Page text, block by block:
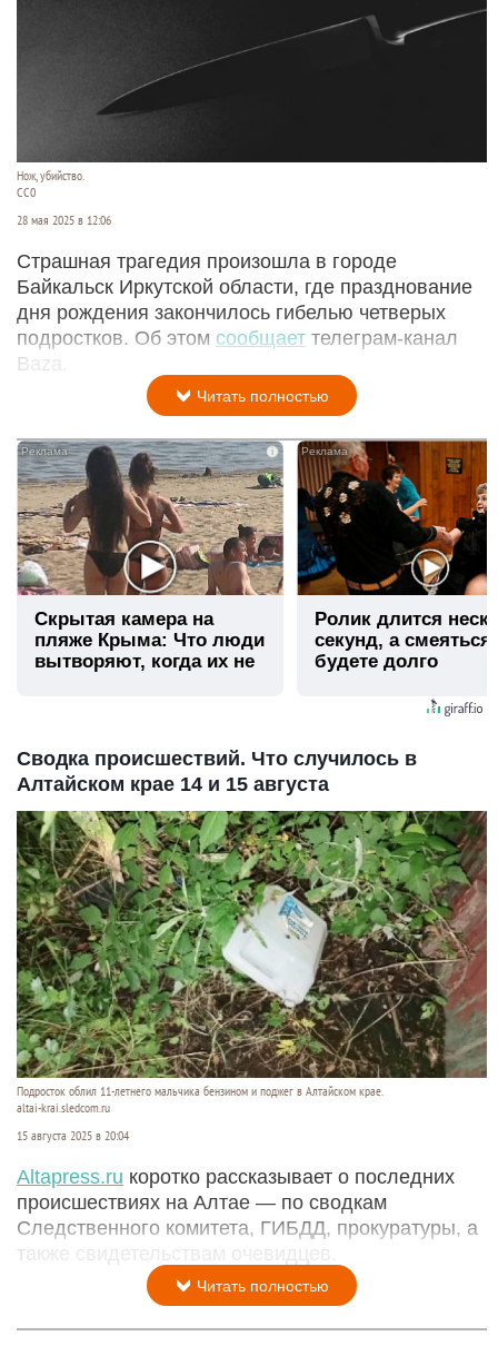
Нож, убийство.
CC0
28 мая 2025 в 12:06
Страшная трагедия произошла в городе
Байкальск Иркутской области, где празднование
дня рождения закончилось гибелью четверых
подростков. Об этом сообщает телеграм-канал
Baza.
Читать полностью
i
Скрытая камера на
пляже Крыма: Что люди
вытворяют, когда их не
Ролик длится
секунд, а
будете долго
Сводка происшествий. Что случилось в
Алтайском крае 14 и 15 августа
Подросток облил 11-летнего мальчика бензином и поджег в Алтайском крае.
altai-krai.sledcom.ru
15 августа 2025 в 20:04
Аltapress.ru коротко рассказывает о последних
происшествиях на Алтае — по сводкам
Следственного комитета, ГИБДД, прокуратуры, а
также свидетельствам очевидцев.
Читать полностью